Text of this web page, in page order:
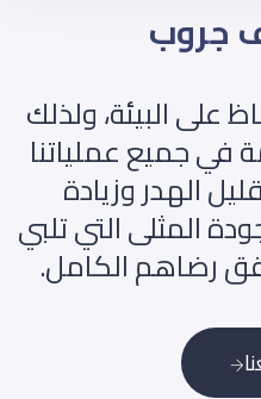
جروب
على البيئة، ولذلك
في جميع عملياتنا
الهدر وزيادة
المثلى التي تلبي
رضاهم الكامل.